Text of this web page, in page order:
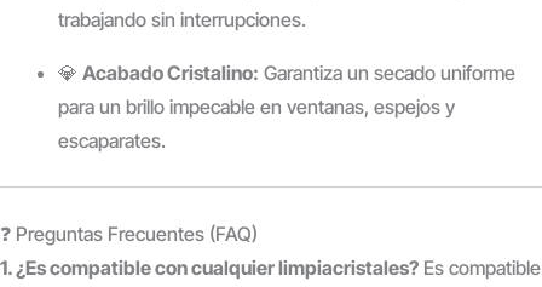
trabajando sin interrupciones.
💎 Acabado Cristalino: Garantiza un secado uniforme
para un brillo impecable en ventanas, espejos y
escaparates.
❓ Preguntas Frecuentes (FAQ)
1. ¿Es compatible con cualquier limpiacristales? Es compatible